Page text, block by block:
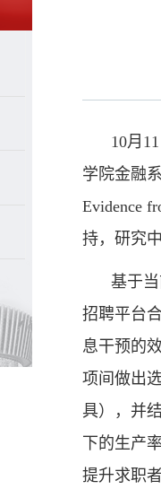
10月
学院金融
Evidence
持，研究
基于
招聘平台
息干预的
项间做出
具），并
下的生产
提升求职